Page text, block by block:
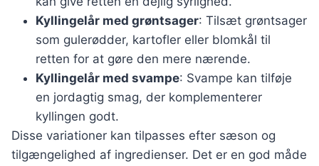
Kyllingelår med grøntsager: Tilsæt grøntsager
som gulerødder, kartofler eller blomkål til
retten for at gøre den mere nærende.
Kyllingelår med svampe: Svampe kan tilføje
en jordagtig smag, der komplementerer
kyllingen godt.
Disse variationer kan tilpasses efter sæson og
tilgængelighed af ingredienser. Det er en god måde